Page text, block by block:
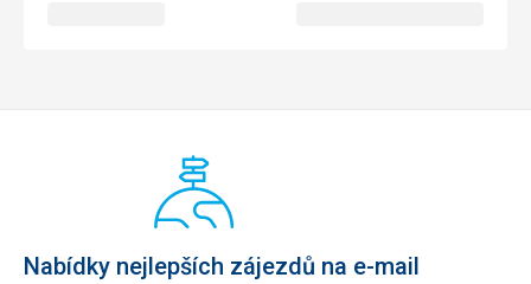
Nabídky nejlepších zájezdů na e-mail